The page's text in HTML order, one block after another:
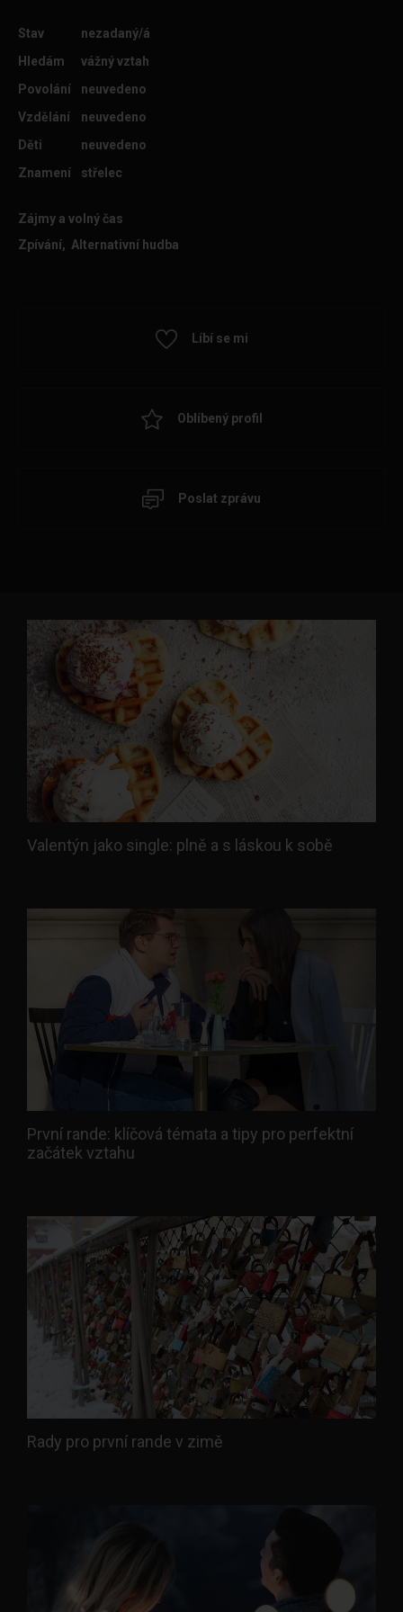
Stav
nezadaný/á
Hledám
vážný vztah
Povolání
neuvedeno
Vzdělání
neuvedeno
Děti
neuvedeno
Znamení
střelec
Zájmy a volný čas
Zpívání, Alternativní hudba
Líbí se mi
Oblíbený profil
Poslat zprávu
Valentýn jako single: plně a s láskou k sobě
První rande: klíčová témata a tipy pro perfektní
začátek vztahu
Rady pro první rande v zimě